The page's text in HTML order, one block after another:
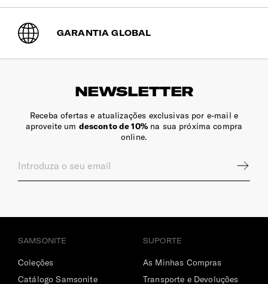
GARANTIA GLOBAL
NEWSLETTER
Receba ofertas e atualizações exclusivas por e-mail e
aproveite um desconto de 10%na sua próxima compra
online.
SAMSONITE
Coleções
Catálogo Samsonite
SUPORTE
As Minhas Compras
Transporte e Devoluções